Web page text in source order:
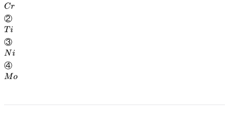
Cr
Cr
②
Ti
T i
③
Ni
Ni
④
Mo
Mo